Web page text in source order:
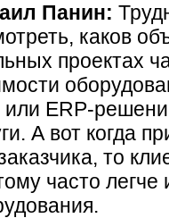
Панин:
каков
проектах
или ERP-
А вот когда
то
часто легче